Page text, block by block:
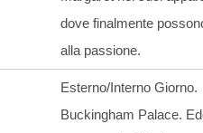
dove finalmente
alla passione.
Esterno/Interno Giorno.
Buckingham Palace.